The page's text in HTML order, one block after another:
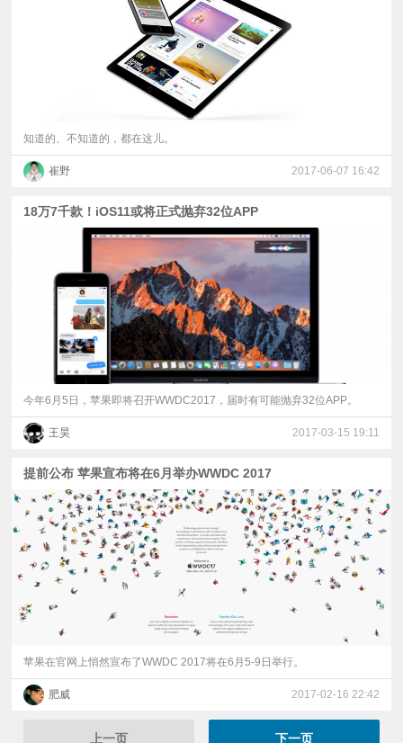
知道的、不知道的，都在这儿。
崔野 2017-06-07 16:42
18万7千款！iOS11或将正式抛弃32位APP
今年6月5日，苹果即将召开WWDC2017，届时有可能抛弃32位APP。
王昊 2017-03-15 19:11
提前公布 苹果宣布将在6月举办WWDC 2017
苹果在官网上悄然宣布了WWDC 2017将在6月5-9日举行。
肥威 2017-02-16 22:42
上一页 下一页